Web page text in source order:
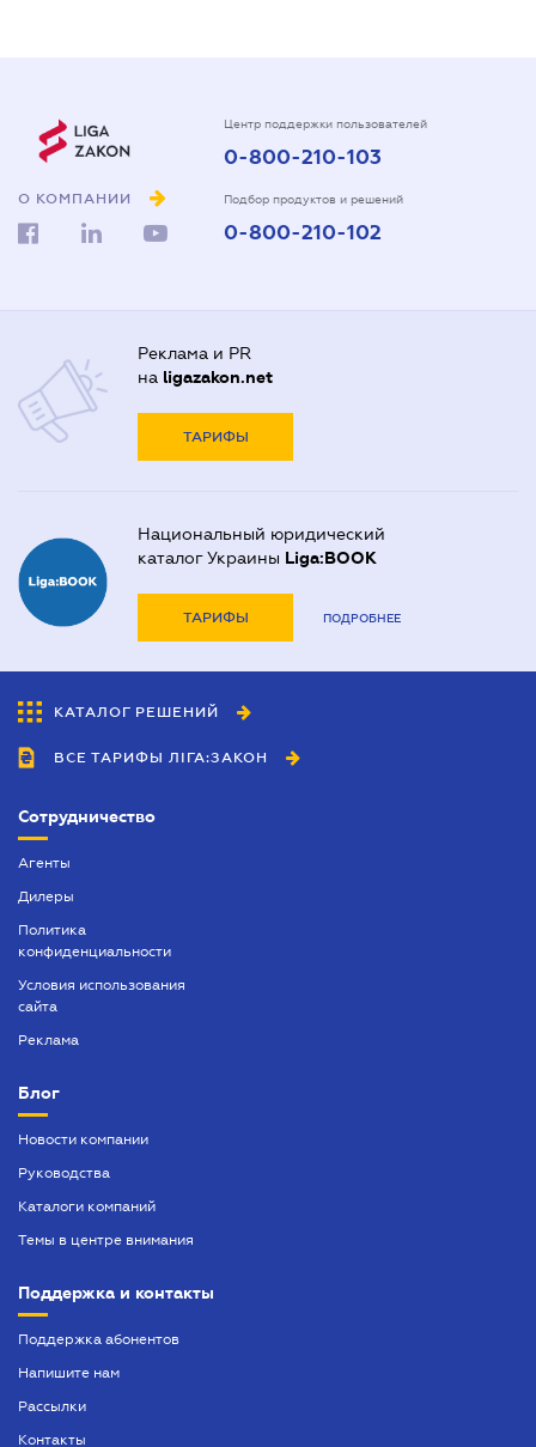
О КОМПАНИИ
Центр поддержки пользователей
0-800-210-103
Подбор продуктов и решений
0-800-210-102
Реклама и PR
на ligazakon.net
ТАРИФЫ
Национальный юридический
каталог Украины Liga:BOOK
ТАРИФЫ ПОДРОБНЕЕ
КАТАЛОГ РЕШЕНИЙ
ВСЕ ТАРИФЫ ЛІГА:ЗАКОН
Сотрудничество
Агенты
Дилеры
Политика
конфиденциальности
Условия использования
сайта
Реклама
Блог
Новости компании
Руководства
Каталоги компаний
Темы в центре внимания
Поддержка и контакты
Поддержка абонентов
Напишите нам
Рассылки
Контакты